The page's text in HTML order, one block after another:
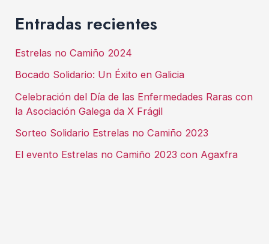
Entradas recientes
Estrelas no Camiño 2024
Bocado Solidario: Un Éxito en Galicia
Celebración del Día de las Enfermedades Raras con
la Asociación Galega da X Frágil
Sorteo Solidario Estrelas no Camiño 2023
El evento Estrelas no Camiño 2023 con Agaxfra